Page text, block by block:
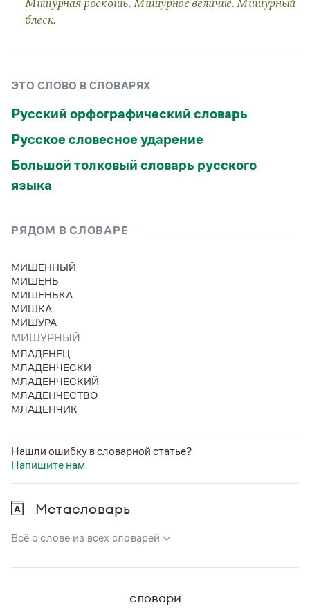
Статьи
Монологи
Лекции и подкасты
Учебник Грамоты
Правила русского языка: от азов до тонкостей
Интерактивные упражнения: от простого к сложному
Издательство
Научпоп
Учебники и справочники
Все книги
Мишурная роскошь. Мишурное величие. Мишурный
блеск.
ЭТО СЛОВО В СЛОВАРЯХ
Русский орфографический словарь
Русское словесное ударение
Большой толковый словарь русского
языка
РЯДОМ В СЛОВАРЕ
МИШЕННЫЙ
МИШЕНЬ
МИШЕНЬКА
МИШКА
МИШУРА
МИШУРНЫЙ
МЛАДЕНЕЦ
МЛАДЕНЧЕСКИ
МЛАДЕНЧЕСКИЙ
МЛАДЕНЧЕСТВО
МЛАДЕНЧИК
Нашли ошибку в словарной статье?
Напишите нам
Метасловарь
Всё о слове из всех словарей
В метасловаре Грамоты в удобном виде собрана вся
словари